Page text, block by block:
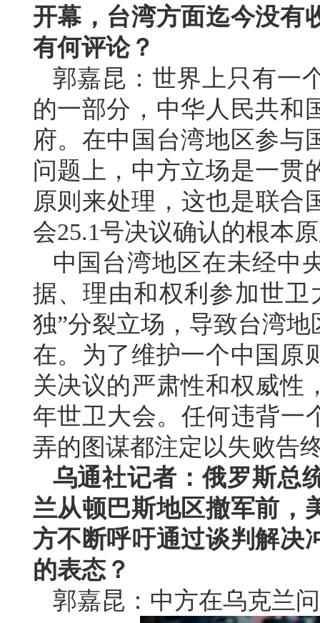
开幕，台湾方面迄今没有
有何评论？
郭嘉昆：世界上只有一
的一部分，中华人民共和
府。在中国台湾地区参与
问题上，中方立场是一贯
原则来处理，这也是联合
会25.1号决议确认的根本
中国台湾地区在未经中
据、理由和权利参加世
独”分裂立场，导致台湾
在。为了维护一个中国原
关决议的严肃性和权威性
年世卫大会。任何违背一
弄的图谋都注定以失败告
乌通社记者：俄罗斯总
兰从顿巴斯地区撤军前，
方不断呼吁通过谈判解决
的表态？
郭嘉昆：中方在乌克兰